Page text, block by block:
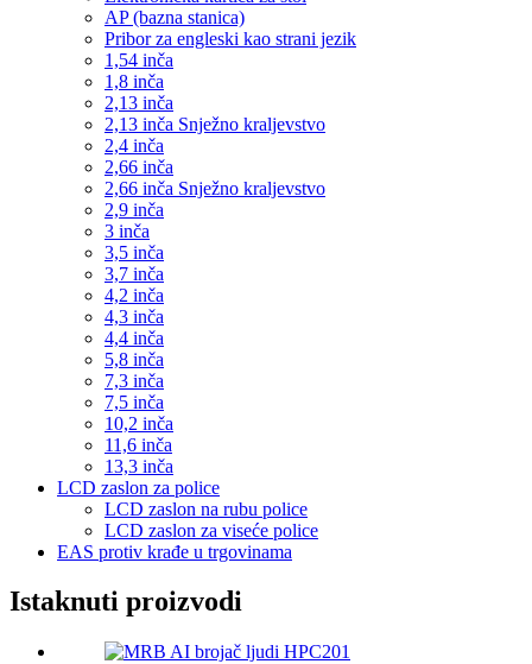
AP (bazna stanica)
Pribor za engleski kao strani jezik
1,54 inča
1,8 inča
2,13 inča
2,13 inča Snježno kraljevstvo
2,4 inča
2,66 inča
2,66 inča Snježno kraljevstvo
2,9 inča
3 inča
3,5 inča
3,7 inča
4,2 inča
4,3 inča
4,4 inča
5,8 inča
7,3 inča
7,5 inča
10,2 inča
11,6 inča
13,3 inča
LCD zaslon za police
LCD zaslon na rubu police
LCD zaslon za viseće police
EAS protiv krađe u trgovinama
Istaknuti proizvodi